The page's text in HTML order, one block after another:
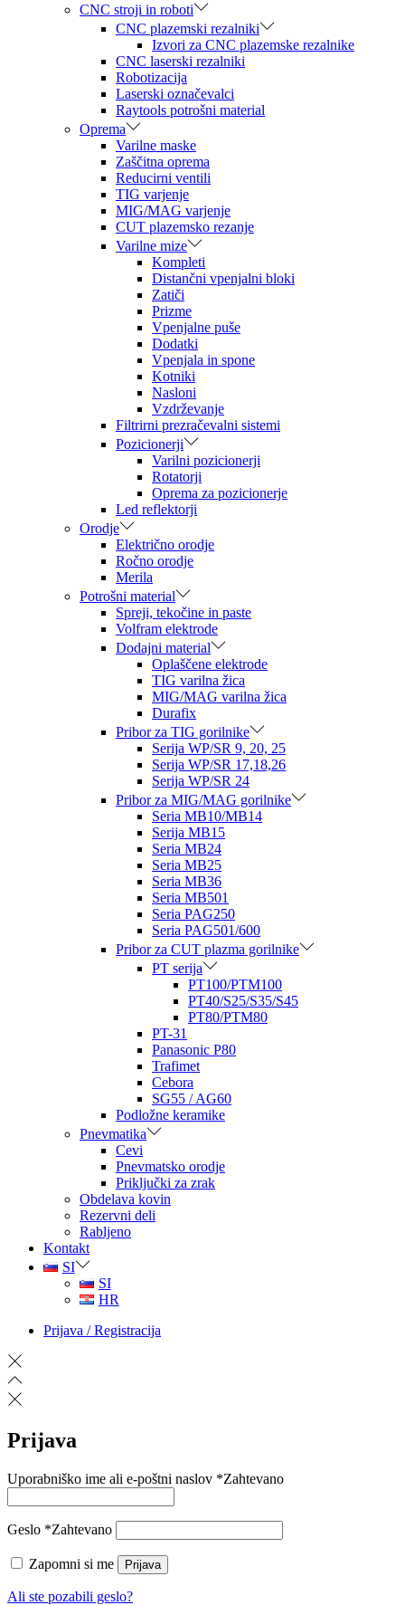
CNC stroji in roboti
CNC plazemski rezalniki
Izvori za CNC plazemske rezalnike
CNC laserski rezalniki
Robotizacija
Laserski označevalci
Raytools potrošni material
Oprema
Varilne maske
Zaščitna oprema
Reducirni ventili
TIG varjenje
MIG/MAG varjenje
CUT plazemsko rezanje
Varilne mize
Kompleti
Distančni vpenjalni bloki
Zatiči
Prizme
Vpenjalne puše
Dodatki
Vpenjala in spone
Kotniki
Nasloni
Vzdrževanje
Filtrirni prezračevalni sistemi
Pozicionerji
Varilni pozicionerji
Rotatorji
Oprema za pozicionerje
Led reflektorji
Orodje
Električno orodje
Ročno orodje
Merila
Potrošni material
Spreji, tekočine in paste
Volfram elektrode
Dodajni material
Oplaščene elektrode
TIG varilna žica
MIG/MAG varilna žica
Durafix
Pribor za TIG gorilnike
Serija WP/SR 9, 20, 25
Serija WP/SR 17,18,26
Serija WP/SR 24
Pribor za MIG/MAG gorilnike
Seria MB10/MB14
Serija MB15
Seria MB24
Seria MB25
Seria MB36
Seria MB501
Seria PAG250
Seria PAG501/600
Pribor za CUT plazma gorilnike
PT serija
PT100/PTM100
PT40/S25/S35/S45
PT80/PTM80
PT-31
Panasonic P80
Trafimet
Cebora
SG55 / AG60
Podložne keramike
Pnevmatika
Cevi
Pnevmatsko orodje
Priključki za zrak
Obdelava kovin
Rezervni deli
Rabljeno
Kontakt
SI
SI
HR
Prijava / Registracija
Prijava
Uporabniško ime ali e-poštni naslov *Zahtevano
Geslo *Zahtevano
Zapomni si me Prijava
Ali ste pozabili geslo?